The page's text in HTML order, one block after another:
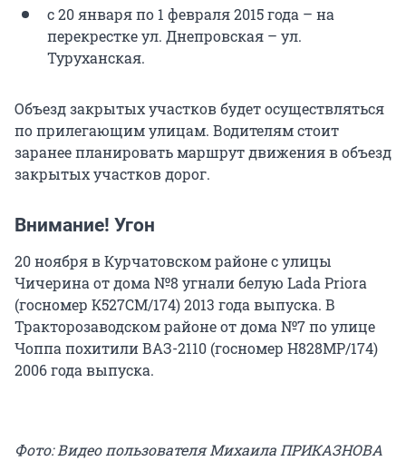
с 20 января по 1 февраля 2015 года – на
перекрестке ул. Днепровская – ул.
Туруханская.
Объезд закрытых участков будет осуществляться
по прилегающим улицам. Водителям стоит
заранее планировать маршрут движения в объезд
закрытых участков дорог.
Внимание! Угон
20 ноября в Курчатовском районе с улицы
Чичерина от дома №8 угнали белую Lada Priora
(госномер К527СМ/174) 2013 года выпуска. В
Тракторозаводском районе от дома №7 по улице
Чоппа похитили ВАЗ-2110 (госномер Н828МР/174)
2006 года выпуска.
Фото: Видео пользователя Михаила ПРИКАЗНОВА